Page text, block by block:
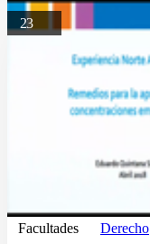
23
Facultades Derecho